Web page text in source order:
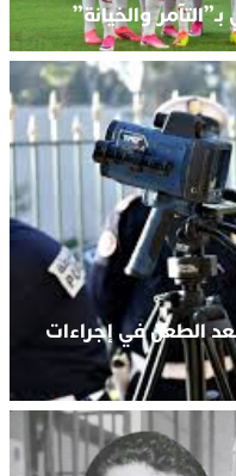
والخيانة”
الطعن في إجراءات